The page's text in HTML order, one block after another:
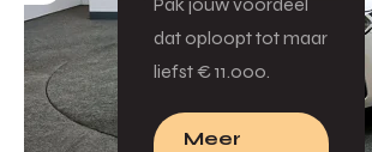
Pak jouw voordeel
dat oploopt tot maar
liefst € 11.000.
Meer